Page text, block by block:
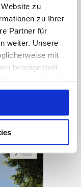
zu
zu Ihrer
Partner für
weiter. Unsere
mit
bereitgestellt
zum